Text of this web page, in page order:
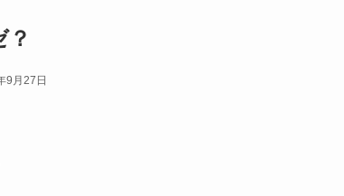
9月27日